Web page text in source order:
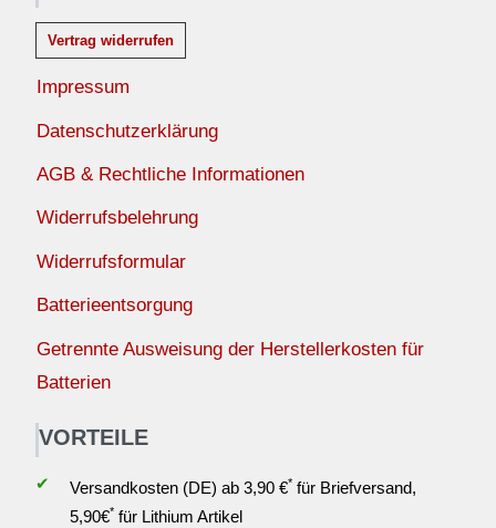
Vertrag widerrufen
Impressum
Datenschutzerklärung
AGB & Rechtliche Informationen
Widerrufsbelehrung
Widerrufsformular
Batterieentsorgung
Getrennte Ausweisung der Herstellerkosten für
Batterien
VORTEILE
✔ Versandkosten (DE) ab 3,90 €*für Briefversand,
5,90€*für Lithium Artikel